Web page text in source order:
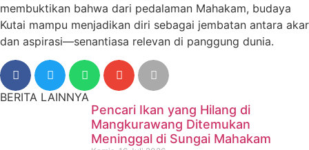
membuktikan bahwa dari pedalaman Mahakam, budaya
Kutai mampu menjadikan diri sebagai jembatan antara akar
dan aspirasi—senantiasa relevan di panggung dunia.
BERITA LAINNYA
Pencari Ikan yang Hilang di
Mangkurawang Ditemukan
Meninggal di Sungai Mahakam